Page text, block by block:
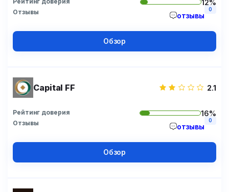
12%
Отзывы отзывы
0
Обзор
Capital FF 2.1
Рейтинг доверия 16%
Отзывы отзывы
0
Обзор